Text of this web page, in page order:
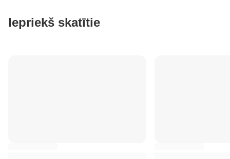
Iepriekš skatītie